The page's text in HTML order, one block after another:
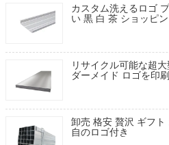
カスタム洗えるロゴ
い 黒 白 茶 ショッピ
リサイクル可能な超
ダーメイド ロゴを印
卸売 格安 贅沢 ギフ
自のロゴ付き